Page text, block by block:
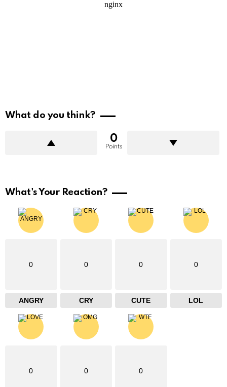
What do you think?
0
Points
What's Your Reaction?
0
ANGRY
0
CRY
0
CUTE
0
LOL
0 0 0